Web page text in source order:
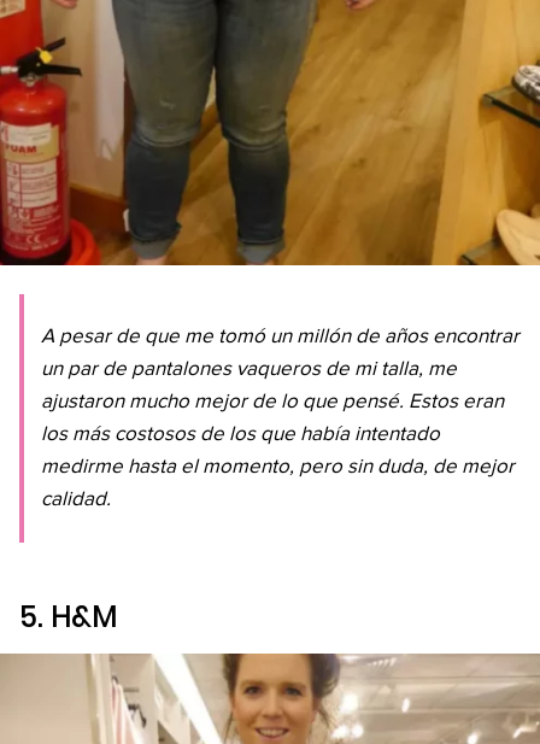
A pesar de que me tomó un millón de años encontrar
un par de pantalones vaqueros de mi talla, me
ajustaron mucho mejor de lo que pensé. Estos eran
los más costosos de los que había intentado
medirme hasta el momento, pero sin duda, de mejor
calidad.
5. H&M